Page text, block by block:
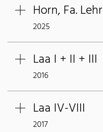
Horn, Fa. Lehr
2025
Laa I + II + III
2016
Laa IV-VIII
2017